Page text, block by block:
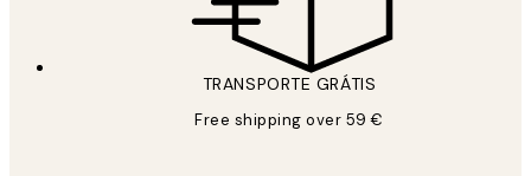
TRANSPORTE GRÁTIS
Free shipping over 59 €